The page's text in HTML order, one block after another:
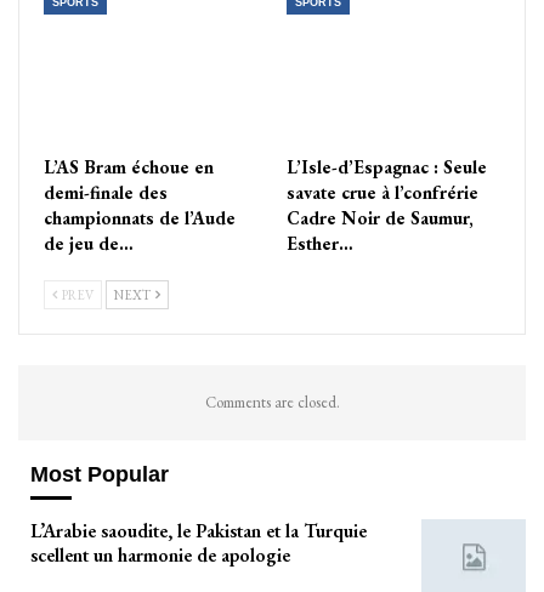
SPORTS
L’AS Bram échoue en
demi-finale des
championnats de l’Aude
de jeu de…
SPORTS
L’Isle-d’Espagnac : Seule
savate crue à l’confrérie
Cadre Noir de Saumur,
Esther…
PREV NEXT
Comments are closed.
Most Popular
L’Arabie saoudite, le Pakistan et la Turquie
scellent un harmonie de apologie